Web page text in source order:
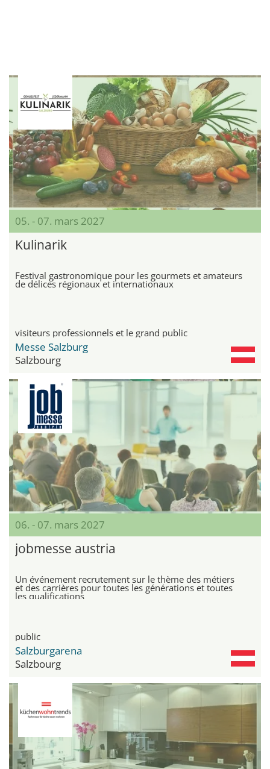
05. - 07. mars 2027
Kulinarik
Festival gastronomique pour les gourmets et amateurs
de délices régionaux et internationaux
visiteurs professionnels et le grand public
Messe Salzburg
Salzbourg
06. - 07. mars 2027
jobmesse austria
Un événement recrutement sur le thème des métiers
et des carrières pour toutes les générations et toutes
les qualifications
public
Salzburgarena
Salzbourg